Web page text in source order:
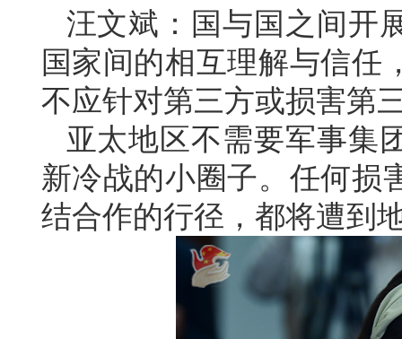
汪文斌：国与国之间开
国家间的相互理解与信任
不应针对第三方或损害第
亚太地区不需要军事集
新冷战的小圈子。任何损
结合作的行径，都将遭到